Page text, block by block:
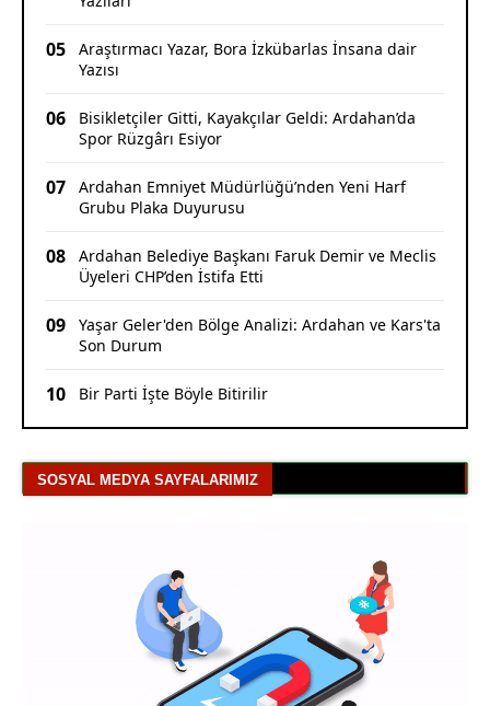
05
Araştırmacı Yazar, Bora İzkübarlas İnsana dair
Yazısı
06
Bisikletçiler Gitti, Kayakçılar Geldi: Ardahan’da
Spor Rüzgârı Esiyor
07
Ardahan Emniyet Müdürlüğü’nden Yeni Harf
Grubu Plaka Duyurusu
08
Ardahan Belediye Başkanı Faruk Demir ve Meclis
Üyeleri CHP’den İstifa Etti
09
Yaşar Geler'den Bölge Analizi: Ardahan ve Kars'ta
Son Durum
10 Bir Parti İşte Böyle Bitirilir
SOSYAL MEDYA SAYFALARIMIZ